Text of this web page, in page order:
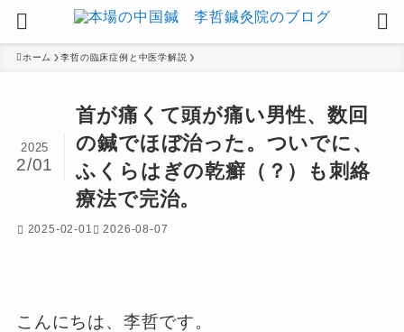
ホーム 李哲の臨床症例と中医学解説
首が痛くて頭が痛い男性、数回
の鍼でほぼ治った。ついでに、
ふくらはぎの乾癬（？）も刺絡
療法で完治。
2025
2/01
2025-02-01 2026-08-07
こんにちは、李哲です。